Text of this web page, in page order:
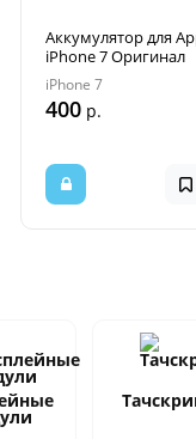
Аккумулятор для
iPhone 7 Оригинал
iPhone 7
400 р.